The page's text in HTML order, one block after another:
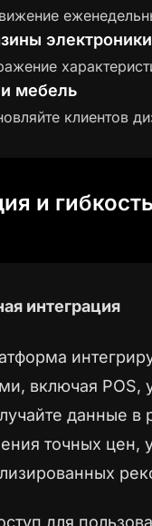
электроники
мебель
клиентов
и гибкость
интеграция
включая POS,
данные
точных цен,
для